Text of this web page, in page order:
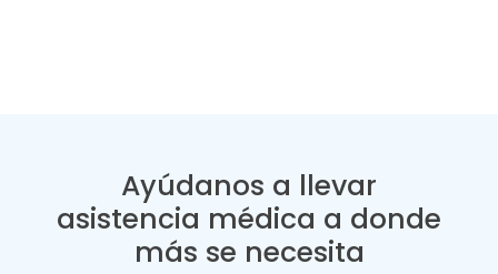
Ayúdanos a llevar
asistencia médica a donde
más se necesita